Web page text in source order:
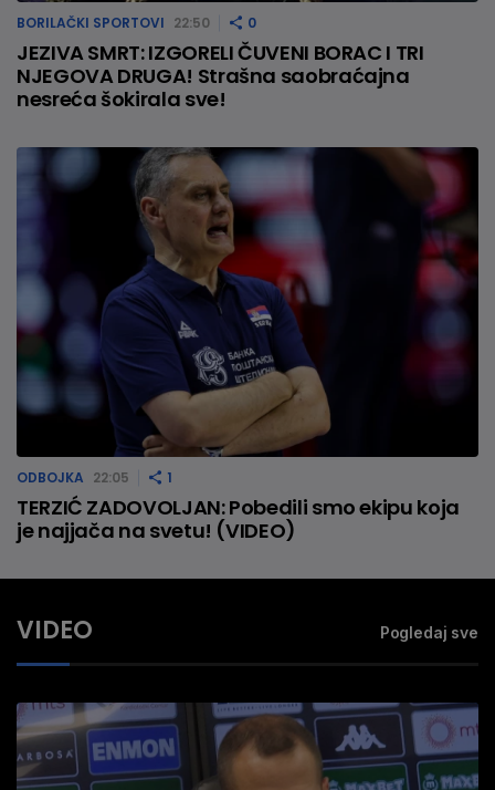
BORILAČKI SPORTOVI 22:50 0
JEZIVA SMRT: IZGORELI ČUVENI BORAC I TRI
NJEGOVA DRUGA! Strašna saobraćajna
nesreća šokirala sve!
ODBOJKA 22:05 1
TERZIĆ ZADOVOLJAN: Pobedili smo ekipu koja
je najjača na svetu! (VIDEO)
VIDEO Pogledaj sve